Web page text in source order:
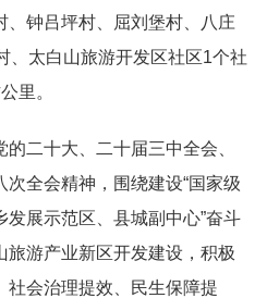
钟吕坪村、屈刘堡村、八庄
太白山旅游开发区社区1个社
里。
的二十大、
二十届三中全会、
次全会精神，围绕建设“国家级
展示范区、县城副中心”奋斗
旅游产业新区开发建设，积极
社会治理提效、民生保障提